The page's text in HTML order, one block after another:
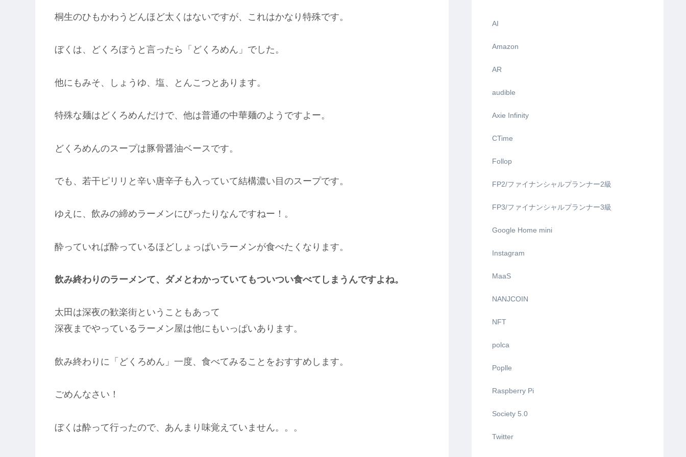
桐生のひもかわうどんほど太くはないですが、これはかなり特殊です。
ぼくは、どくろぼうと言ったら「どくろめん」でした。
他にもみそ、しょうゆ、塩、とんこつとあります。
特殊な麺はどくろめんだけで、他は普通の中華麺のようですよー。
どくろめんのスープは豚骨醤油ベースです。
でも、若干ピリリと辛い唐辛子も入っていて結構濃い目のスープです。
ゆえに、飲みの締めラーメンにぴったりなんですねー！。
酔っていれば酔っているほどしょっぱいラーメンが食べたくなります。
飲み終わりのラーメンて、ダメとわかっていてもついつい食べてしまうんですよね。
太田は深夜の歓楽街ということもあって
深夜までやっているラーメン屋は他にもいっぱいあります。
飲み終わりに「どくろめん」一度、食べてみることをおすすめします。
ごめんなさい！
ぼくは酔って行ったので、あんまり味覚えていません。。。
AI
Amazon
AR
audible
Axie Infinity
CTime
Follop
FP2/ファイナンシャルプランナー2級
FP3/ファイナンシャルプランナー3級
Google Home mini
Instagram
MaaS
NANJCOIN
NFT
polca
Poplle
Raspberry Pi
Society 5.0
Twitter